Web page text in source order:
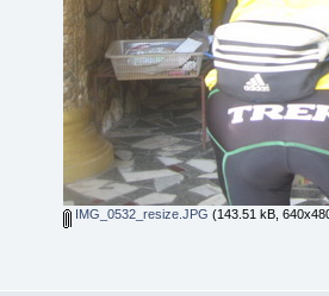
IMG_0532_resize.JPG (143.51 kB,